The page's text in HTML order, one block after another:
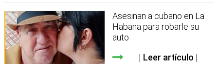
Asesinan a cubano en La
Habana para robarle su
auto
Leer artículo